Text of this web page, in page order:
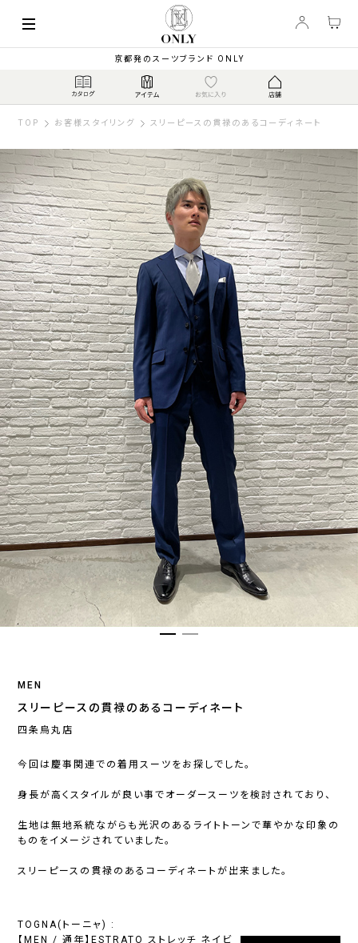
京都発のスーツブランド ONLY
TOP お客様スタイリング スリーピースの貫禄のあるコーディネート
MEN
スリーピースの貫禄のあるコーディネート
四条烏丸店
今回は慶事関連での着用スーツをお探しでした。
身長が高くスタイルが良い事でオーダースーツを検討されており、
生地は無地系統ながらも光沢のあるライトトーンで華やかな印象の
ものをイメージされていました。
スリーピースの貫禄のあるコーディネートが出来ました。
TOGNA(トーニャ) :
【MEN / 通年】ESTRATO ストレッチ ネイビ